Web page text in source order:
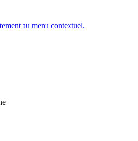
au menu contextuel.